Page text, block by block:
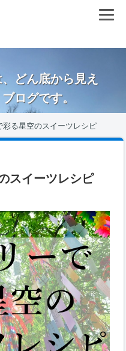
どん底から見え
ログです。
彩る星空のスイーツレシピ
スイーツレシピ